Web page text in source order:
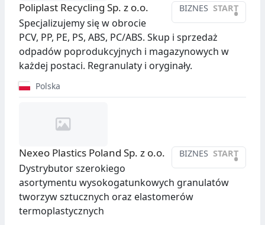
BIZNES START
•
Poliplast Recycling Sp. z o.o.
Specjalizujemy się w obrocie
PCV, PP, PE, PS, ABS, PC/ABS. Skup i sprzedaż
odpadów poprodukcyjnych i magazynowych w
każdej postaci. Regranulaty i oryginały.
Polska
BIZNES START
•
Nexeo Plastics Poland Sp. z o.o.
Dystrybutor szerokiego
asortymentu wysokogatunkowych granulatów
tworzyw sztucznych oraz elastomerów
termoplastycznych